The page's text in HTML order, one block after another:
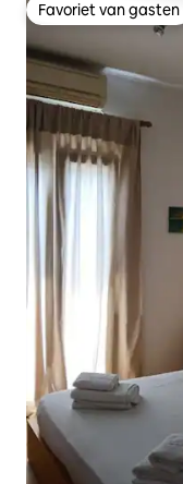
Favoriet van gasten
Favoriet van gasten